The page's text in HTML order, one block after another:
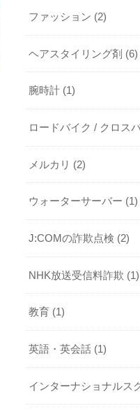
ファッション (2)
ヘアスタイリング剤 (6)
腕時計 (1)
ロードバイク / クロス
メルカリ (2)
ウォーターサーバー (1)
J:COMの詐欺点検 (2)
NHK放送受信料詐欺 (1)
教育 (1)
英語・英会話 (1)
インターナショナルス